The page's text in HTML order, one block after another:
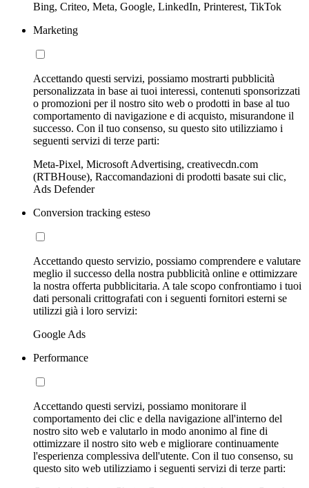
Bing, Criteo, Meta, Google, LinkedIn, Printerest, TikTok
Marketing
Accettando questi servizi, possiamo mostrarti pubblicità
personalizzata in base ai tuoi interessi, contenuti sponsorizzati
o promozioni per il nostro sito web o prodotti in base al tuo
comportamento di navigazione e di acquisto, misurandone il
successo. Con il tuo consenso, su questo sito utilizziamo i
seguenti servizi di terze parti:
Meta-Pixel, Microsoft Advertising, creativecdn.com
(RTBHouse), Raccomandazioni di prodotti basate sui clic,
Ads Defender
Conversion tracking esteso
Accettando questo servizio, possiamo comprendere e valutare
meglio il successo della nostra pubblicità online e ottimizzare
la nostra offerta pubblicitaria. A tale scopo confrontiamo i tuoi
dati personali crittografati con i seguenti fornitori esterni se
utilizzi già i loro servizi:
Google Ads
Performance
Accettando questi servizi, possiamo monitorare il
comportamento dei clic e della navigazione all'interno del
nostro sito web e valutarlo in modo anonimo al fine di
ottimizzare il nostro sito web e migliorare continuamente
l'esperienza complessiva dell'utente. Con il tuo consenso, su
questo sito web utilizziamo i seguenti servizi di terze parti: